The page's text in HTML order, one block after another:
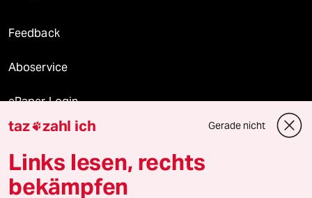
Feedback
Aboservice
ePaper Login
Downloads für Abonnierende
taz zahl ich Gerade nicht
Links lesen, rechts
bekämpfen